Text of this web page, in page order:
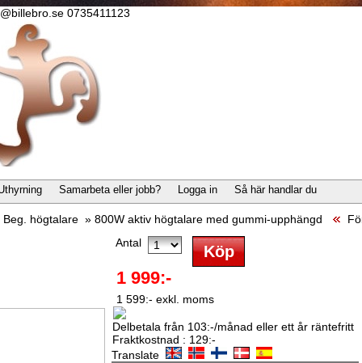
0735411123
Samarbeta eller jobb? Logga in Så här handlar du
Beg. högtalare »800W aktiv högtalare med gummi-upphängd
Antal
1 999:-
1 599:- exkl. moms
Delbetala från 103:-/månad eller ett år räntefritt
Fraktkostnad : 129:-
Translate